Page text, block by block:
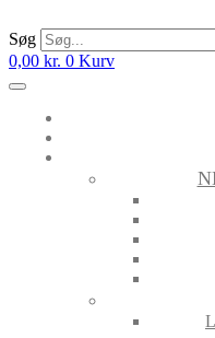
Søg
0,00 kr. 0 Kurv